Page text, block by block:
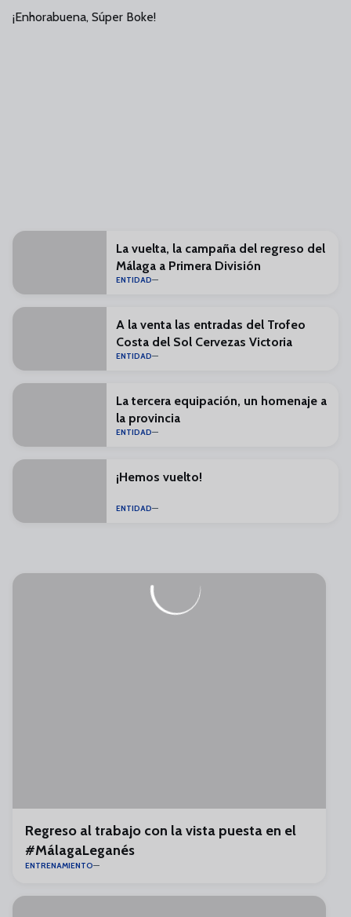
¡Enhorabuena, Súper Boke!
La vuelta, la campaña del regreso del
Málaga a Primera División
ENTIDAD
A la venta las entradas del Trofeo
Costa del Sol Cervezas Victoria
ENTIDAD
La tercera equipación, un homenaje a
la provincia
ENTIDAD
¡Hemos vuelto!
ENTIDAD
Regreso al trabajo con la vista puesta en el
#MálagaLeganés
ENTRENAMIENTO